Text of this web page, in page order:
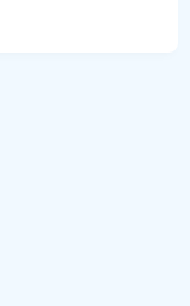
Najazdy s